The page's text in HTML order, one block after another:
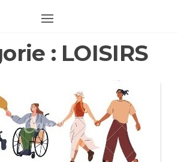
SITE
OFFICIEL
D'AIX-
VILLEMAUR-
: LOISIRS